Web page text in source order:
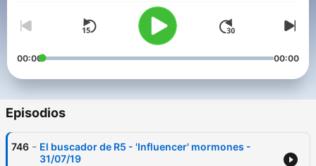
más determinada por nuestro cerebro que por el ambiente.
Con el añadido de que la neurociencia es un puente entre las
humanidades y la ciencia. Asimismo, siempre hay un rincón
para la lingüística y las teorías que confirman el innatismo del
reseñas de libros y algunas píldoras de historia. Mail de
00:00 00:00
Episodios
746 - El buscador de R5 - 'Influencer' mormones -
31/07/19